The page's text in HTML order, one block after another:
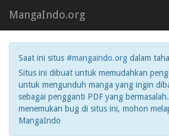
MangaIndo.org
Saat ini situs #mangaindo.org dalam
Situs ini dibuat untuk memudahkan
untuk mengunduh manga yang ingin
sebagai pengganti PDF yang
menemukan bug di situs ini, mohon
MangaIndo